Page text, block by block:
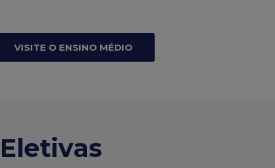
VISITE O ENSINO MÉDIO
Eletivas